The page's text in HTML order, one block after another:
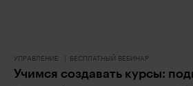
УПРАВЛЕНИЕ БЕСПЛАТНЫЙ ВЕБИНАР
Учимся создавать курсы: